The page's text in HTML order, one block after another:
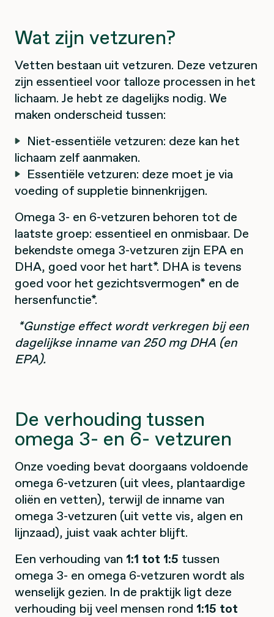
Wat zijn vetzuren?
Vetten bestaan uit vetzuren. Deze vetzuren
zijn essentieel voor talloze processen in het
lichaam. Je hebt ze dagelijks nodig. We
maken onderscheid tussen:
Niet-essentiële vetzuren: deze kan het
lichaam zelf aanmaken.
Essentiële vetzuren: deze moet je via
voeding of suppletie binnenkrijgen.
Omega 3- en 6-vetzuren behoren tot de
laatste groep: essentieel en onmisbaar. De
bekendste omega 3-vetzuren zijn EPA en
DHA, goed voor het hart*. DHA is tevens
goed voor het gezichtsvermogen* en de
hersenfunctie*.
*Gunstige effect wordt verkregen bij een
dagelijkse inname van 250 mg DHA (en
EPA).
De verhouding tussen
omega 3- en 6- vetzuren
Onze voeding bevat doorgaans voldoende
omega 6-vetzuren (uit vlees, plantaardige
oliën en vetten), terwijl de inname van
omega 3-vetzuren (uit vette vis, algen en
lijnzaad), juist vaak achter blijft.
Een verhouding van 1:1 tot 1:5 tussen
omega 3- en omega 6-vetzuren wordt als
wenselijk gezien. In de praktijk ligt deze
verhouding bij veel mensen rond 1:15 tot